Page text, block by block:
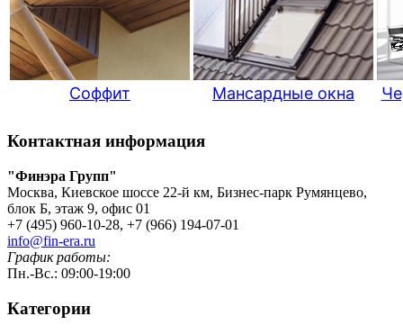
Соффит Мансардные окна
Контактная информация
"Финэра Групп"
Москва, Киевское шоссе 22-й км, Бизнес-парк Румянцево,
блок Б, этаж 9, офис 01
+7 (495) 960-10-28, +7 (966) 194-07-01
info@fin-era.ru
График работы:
Пн.-Вс.: 09:00-19:00
Категории